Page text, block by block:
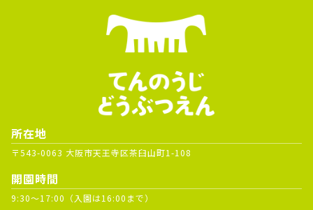
所在地
〒543-0063 大阪市天王寺区茶臼山町1-108
開園時間
9:30～17:00（入園は16:00まで）